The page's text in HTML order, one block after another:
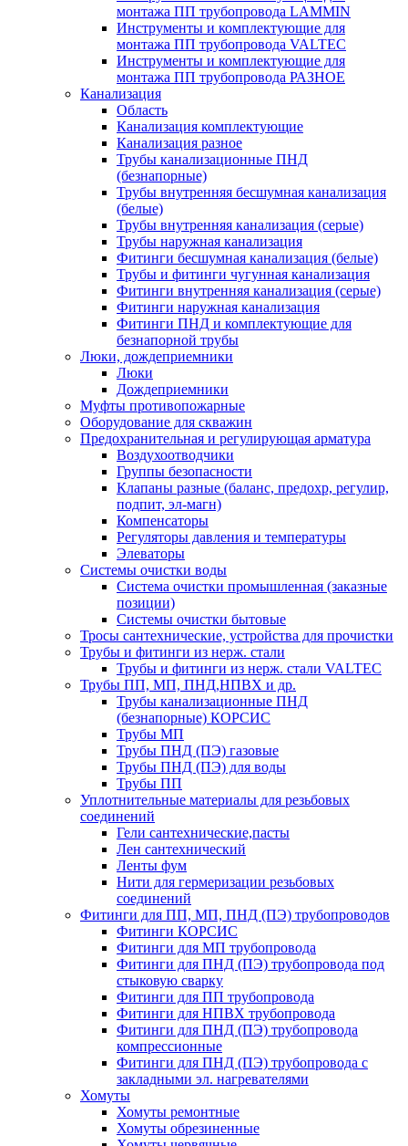
монтажа ПП трубопровода LAMMIN
Инструменты и комплектующие для
монтажа ПП трубопровода VALTEC
Инструменты и комплектующие для
монтажа ПП трубопровода РАЗНОЕ
Канализация
Область
Канализация комплектующие
Канализация разное
Трубы канализационные ПНД
(безнапорные)
Трубы внутренняя бесшумная канализация
(белые)
Трубы внутренняя канализация (серые)
Трубы наружная канализация
Фитинги бесшумная канализация (белые)
Трубы и фитинги чугунная канализация
Фитинги внутренняя канализация (серые)
Фитинги наружная канализация
Фитинги ПНД и комплектующие для
безнапорной трубы
Люки, дождеприемники
Люки
Дождеприемники
Муфты противопожарные
Оборудование для скважин
Предохранительная и регулирующая арматура
Воздухоотводчики
Группы безопасности
Клапаны разные (баланс, предохр, регулир,
подпит, эл-магн)
Компенсаторы
Регуляторы давления и температуры
Элеваторы
Системы очистки воды
Система очистки промышленная (заказные
позиции)
Системы очистки бытовые
Тросы сантехнические, устройства для прочистки
Трубы и фитинги из нерж. стали
Трубы и фитинги из нерж. стали VALTEC
Трубы ПП, МП, ПНД,НПВХ и др.
Трубы канализационные ПНД
(безнапорные) КОРСИС
Трубы МП
Трубы ПНД (ПЭ) газовые
Трубы ПНД (ПЭ) для воды
Трубы ПП
Уплотнительные материалы для резьбовых
соединений
Гели сантехнические,пасты
Лен сантехнический
Ленты фум
Нити для гермеризации резьбовых
соединений
Фитинги для ПП, МП, ПНД (ПЭ) трубопроводов
Фитинги КОРСИС
Фитинги для МП трубопровода
Фитинги для ПНД (ПЭ) трубопровода под
стыковую сварку
Фитинги для ПП трубопровода
Фитинги для НПВХ трубопровода
Фитинги для ПНД (ПЭ) трубопровода
компрессионные
Фитинги для ПНД (ПЭ) трубопровода с
закладными эл. нагревателями
Хомуты
Хомуты ремонтные
Хомуты обрезиненные